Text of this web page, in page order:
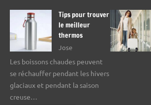
Tips pour trouver
le meilleur
thermos
Jose
Les boissons chaudes peuvent
se réchauffer pendant les hivers
glaciaux et pendant la saison
creuse…